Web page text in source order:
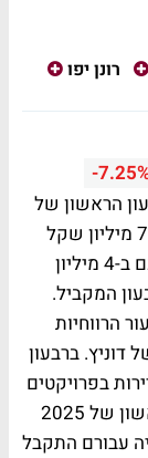
רונן יפו
-
שקל ברבעון הראשון של
2024 - ירידה של 51% לעומת הכנסה של 70 מיליון שקל
ברבעון המקביל. ההפסד הנקי לרבעון הסתכם ב-4 מיליון
שקל ברבעון המקביל.
הרווחיות
דוניץ. ברבעון
דירות בפרויקטים
שבנייתם הושלמה. לעומת זאת, ברבעון הראשון של 2025
עבורם התקבל